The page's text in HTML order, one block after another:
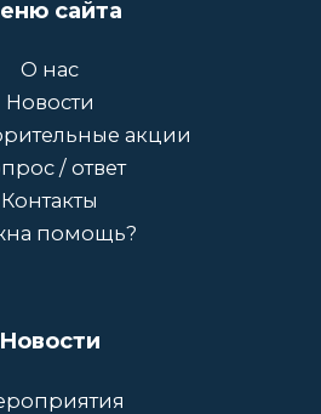
сайта
О нас
Новости
акции
/ ответ
Контакты
помощь?
Новости